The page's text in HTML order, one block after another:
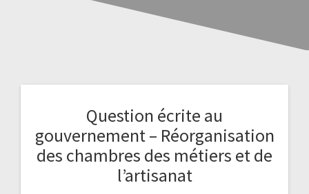
Question écrite au
gouvernement – Réorganisation
des chambres des métiers et de
l’artisanat